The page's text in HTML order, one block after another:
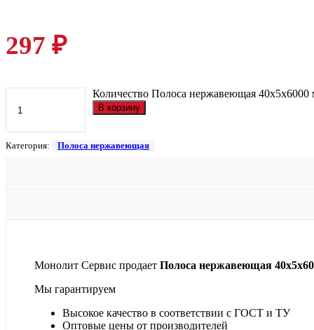
297 ₽
Количество Полоса нержавеющая 40х5х6000
В корзину
Категория: Полоса нержавеющая
Монолит Сервис продает Полоса нержавеющая
Мы гарантируем
Высокое качество в соответствии с ГОСТ и ТУ
Оптовые цены от производителей